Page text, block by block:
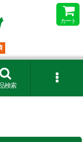
カート
検索